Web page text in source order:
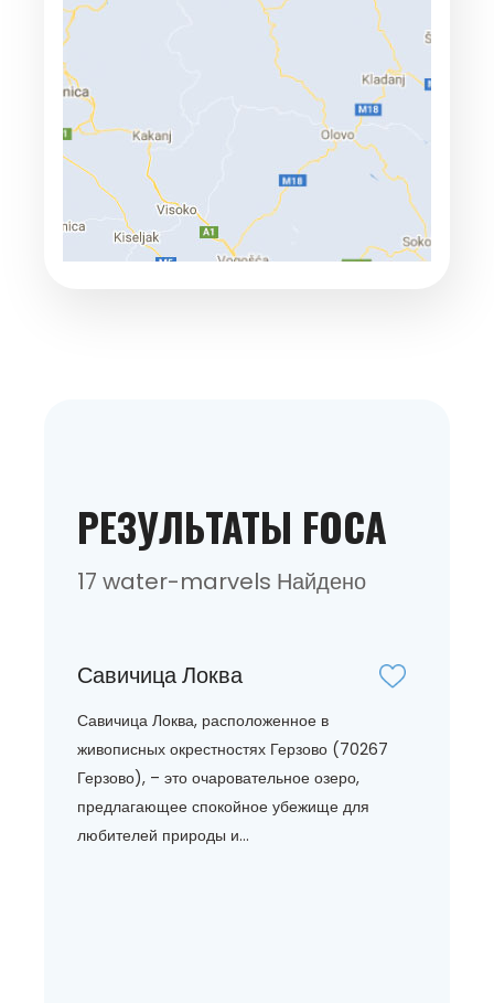
РЕЗУЛЬТАТЫ FOCA
17 water-marvels Найдено
Савичица Локва
Савичица Локва, расположенное в
живописных окрестностях Герзово (70267
Герзово), – это очаровательное озеро,
предлагающее спокойное убежище для
любителей природы и...